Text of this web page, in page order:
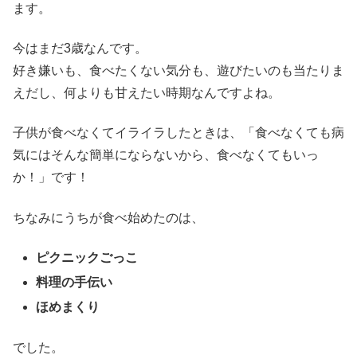
ます。
今はまだ3歳なんです。
好き嫌いも、食べたくない気分も、遊びたいのも当たりま
えだし、何よりも甘えたい時期なんですよね。
子供が食べなくてイライラしたときは、「食べなくても病
気にはそんな簡単にならないから、食べなくてもいっ
か！」です！
ちなみにうちが食べ始めたのは、
ピクニックごっこ
料理の手伝い
ほめまくり
でした。